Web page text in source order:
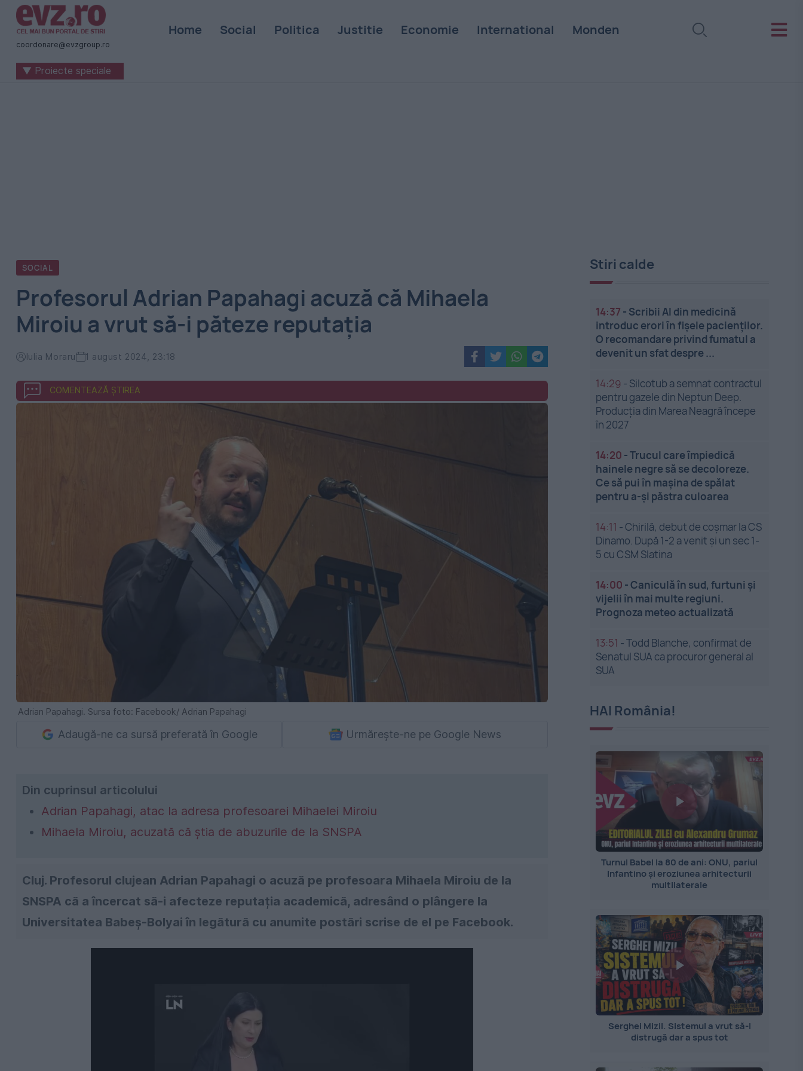
Știri
naționale
internaționale
coordonare@evzgroup.ro
Home Social Politica Justitie Economie International Monden
▼ Proiecte speciale
SOCIAL
Profesorul Adrian Papahagi acuză că Mihaela
Miroiu a vrut să-i păteze reputația
Iulia Moraru 1 august 2024, 23:18
COMENTEAZĂ ȘTIREA
Adrian Papahagi. Sursa foto: Facebook/ Adrian Papahagi
Adaugă-ne ca sursă preferată în Google Urmărește-ne pe Google News
Din cuprinsul articolului
Adrian Papahagi, atac la adresa profesoarei Mihaelei Miroiu
Mihaela Miroiu, acuzată că știa de abuzurile de la SNSPA
Cluj. Profesorul clujean Adrian Papahagi o acuză pe profesoara Mihaela Miroiu de la
SNSPA că a încercat să-i afecteze reputația academică, adresând o plângere la
Universitatea Babeș-Bolyai în legătură cu anumite postări scrise de el pe Facebook.
Stiri calde
14:37 - Scribii AI din medicină
introduc erori în fișele pacienților.
O recomandare privind fumatul a
devenit un sfat despre ...
14:29 - Silcotub a semnat contractul
pentru gazele din Neptun Deep.
Producția din Marea Neagră începe
în 2027
14:20 -Trucul care împiedică
hainele negre să se decoloreze.
Ce să pui în mașina de spălat
pentru a-și păstra culoarea
14:11 -Chirilă, debut de coșmar la CS
Dinamo. După 1-2 a venit și un sec 1-
5 cu CSM Slatina
14:00 -Caniculă în sud, furtuni și
vijelii în mai multe regiuni.
Prognoza meteo actualizată
13:51 -Todd Blanche, confirmat de
Senatul SUA ca procuror general al
SUA
HAI România!
Turnul Babel la 80 de ani: ONU, pariul
Infantino și eroziunea arhitecturii
multilaterale
Serghei Mizil. Sistemul a vrut să-l
distrugă dar a spus tot